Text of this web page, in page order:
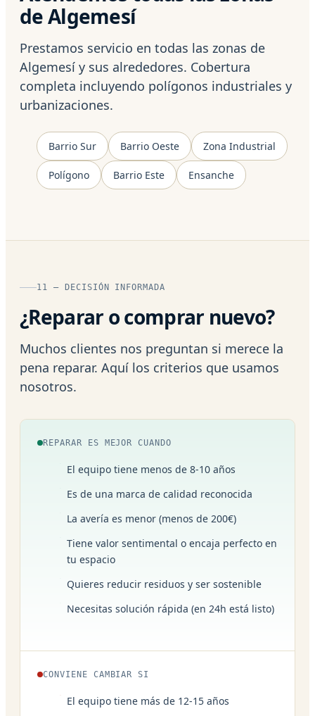
de Algemesí
Prestamos servicio en todas las zonas de
Algemesí y sus alrededores. Cobertura
completa incluyendo polígonos industriales y
urbanizaciones.
Barrio Sur Barrio Oeste Zona Industrial
Polígono Barrio Este Ensanche
11 — DECISIÓN INFORMADA
¿Reparar o comprar nuevo?
Muchos clientes nos preguntan si merece la
pena reparar. Aquí los criterios que usamos
nosotros.
REPARAR ES MEJOR CUANDO
El equipo tiene menos de 8-10 años
Es de una marca de calidad reconocida
La avería es menor (menos de 200€)
Tiene valor sentimental o encaja perfecto en
tu espacio
Quieres reducir residuos y ser sostenible
Necesitas solución rápida (en 24h está listo)
CONVIENE CAMBIAR SI
El equipo tiene más de 12-15 años